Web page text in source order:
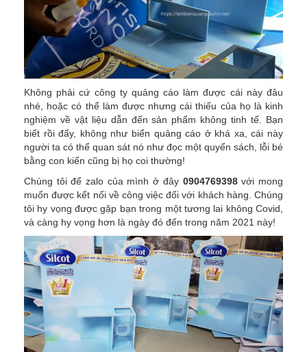
Không phải cứ công ty quảng cáo làm được cái này đâu
nhé, hoặc có thể làm được nhưng cái thiếu của họ là kinh
nghiệm về vật liệu dẫn đến sản phẩm không tinh tế. Bạn
biết rồi đấy, không như biển quảng cáo ở khá xa, cái này
người ta có thể quan sát nó như đọc một quyển sách, lỗi bé
bằng con kiến cũng bị họ coi thường!
Chúng tôi để zalo của mình ở đây 0904769398với mong
muốn được kết nối về công việc đối với khách hàng. Chúng
tôi hy vọng được gặp bạn trong một tương lai không Covid,
và càng hy vọng hơn là ngày đó đến trong năm 2021 này!